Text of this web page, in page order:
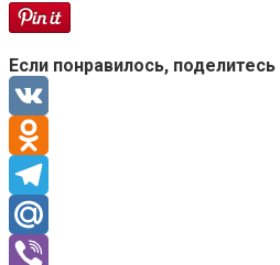
Если понравилось,
VK
Odnoklassniki
Telegram
Mail.Ru